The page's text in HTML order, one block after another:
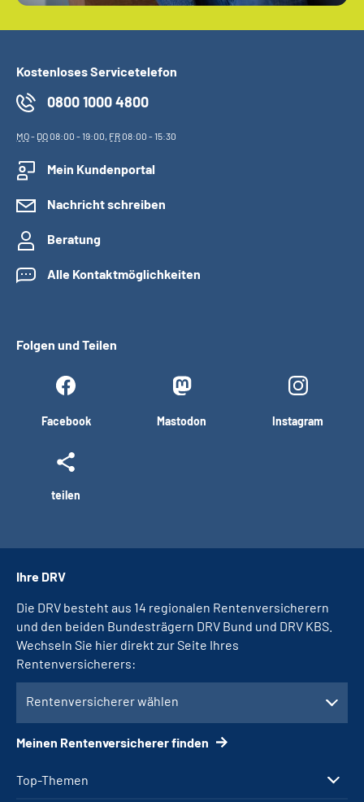
Kostenloses Servicetelefon
0800 1000 4800
MO- DO08:00 - 19:00, FR08:00 - 15:30
Mein Kundenportal
Nachricht schreiben
Beratung
Alle Kontaktmöglichkeiten
Folgen und Teilen
Facebook Mastodon Instagram
teilen
Top-Themen
Ihre DRV
Die DRV besteht aus 14 regionalen Rentenversicherern
und den beiden Bundesträgern DRV Bund und DRV KBS.
Wechseln Sie hier direkt zur Seite Ihres
Rentenversicherers:
Rentenversicherer wählen
Meinen Rentenversicherer finden